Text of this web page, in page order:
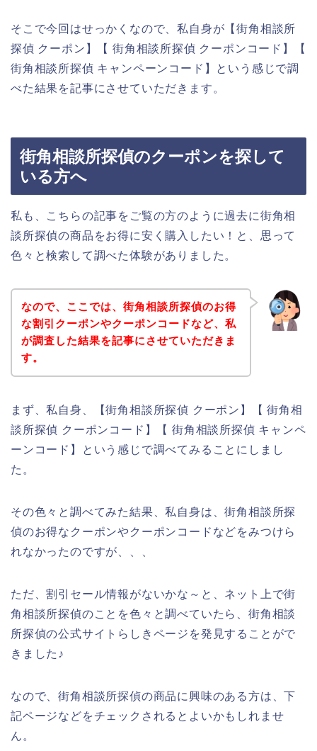
そこで今回はせっかくなので、私自身が【街角相談所
探偵 クーポン】【 街角相談所探偵 クーポンコード】【
街角相談所探偵 キャンペーンコード】という感じで調
べた結果を記事にさせていただきます。
街角相談所探偵のクーポンを探して
いる方へ
私も、こちらの記事をご覧の方のように過去に街角相
談所探偵の商品をお得に安く購入したい！と、思って
色々と検索して調べた体験がありました。
なので、ここでは、街角相談所探偵のお得
な割引クーポンやクーポンコードなど、私
が調査した結果を記事にさせていただきま
す。
まず、私自身、【街角相談所探偵 クーポン】【 街角相
談所探偵 クーポンコード】【 街角相談所探偵 キャンペ
ーンコード】という感じで調べてみることにしまし
た。
その色々と調べてみた結果、私自身は、街角相談所探
偵のお得なクーポンやクーポンコードなどをみつけら
れなかったのですが、、、
ただ、割引セール情報がないかな～と、ネット上で街
角相談所探偵のことを色々と調べていたら、街角相談
所探偵の公式サイトらしきページを発見することがで
きました♪
なので、街角相談所探偵の商品に興味のある方は、下
記ページなどをチェックされるとよいかもしれませ
ん。